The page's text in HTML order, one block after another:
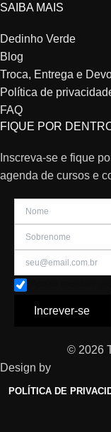
SAIBA MAIS
Dedinho Verde
Blog
Troca, Entrega e
Política de
FAQ
FIQUE POR
Inscreva-se e fique
agenda de cursos e
Increver-se
© 2026
Design by
POLÍTICA DE